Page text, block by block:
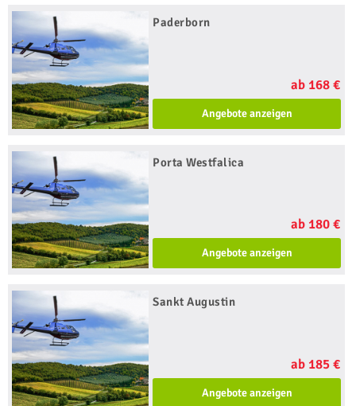
Paderborn
ab 168 €
Angebote anzeigen
Porta Westfalica
ab 180 €
Angebote anzeigen
Sankt Augustin
ab 185 €
Angebote anzeigen